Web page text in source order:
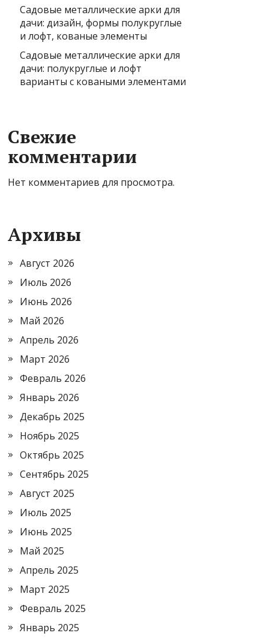
Садовые металлические арки для
дачи: дизайн, формы полукруглые
и лофт, кованые элементы
Садовые металлические арки для
дачи: полукруглые и лофт
варианты с коваными элементами
Свежие
комментарии
Нет комментариев для просмотра.
Архивы
Август 2026
Июль 2026
Июнь 2026
Май 2026
Апрель 2026
Март 2026
Февраль 2026
Январь 2026
Декабрь 2025
Ноябрь 2025
Октябрь 2025
Сентябрь 2025
Август 2025
Июль 2025
Июнь 2025
Май 2025
Апрель 2025
Март 2025
Февраль 2025
Январь 2025